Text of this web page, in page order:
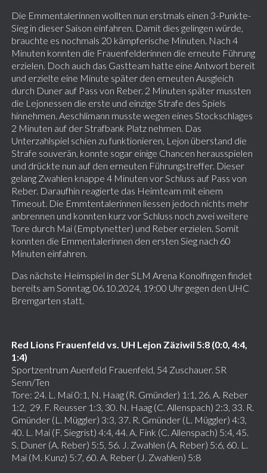
Die Emmentalerinnen wollten nun erstmals einen 3-Punkte-
Sieg in dieser Saison einfahren. Damit dies gelingen würde,
brauchte es nochmals 20 kämpferische Minuten. Nach 4
Minuten konnten die Frauenfelderinnen die erneute Führung
erzielen. Doch auch das Gastteam hatte eine Antwort bereit
und erzielte eine Minute später den erneuten Ausgleich
durch Duner auf Pass von Reber. 2 Minuten später mussten
die Lejonessen die erste und einzige Strafe des Spiels
hinnehmen. Aeschlimann musste wegen eines Stockschlages
2 Minuten auf der Strafbank Platz nehmen. Das
Unterzahlspiel schien zu funktionieren, Lejon überstand die
Strafe souverän, konnte sogar einige Chancen herausspielen
und drückte nun auf den erneuten Führungstreffer. Dieser
gelang Zwahlen knappe 4 Minuten vor Schluss auf Pass von
Reber. Daraufhin reagierte das Heimteam mit einem
Timeout. Die Emmtentalerinnen liessen jedoch nichts mehr
anbrennen und konnten kurz vor Schluss noch zwei weitere
Tore durch Mai (Emptynetter) und Reber erzielen. Somit
konnten die Emmentalerinnen den ersten Sieg nach 60
Minuten einfahren.
Das nächste Heimspiel in der SLM Arena Konolfingen findet
bereits am Sonntag, 06.10.2024, 19:00 Uhr gegen den UHC
Bremgarten statt.
Red Lions Frauenfeld vs. UH Lejon Zäziwil 5:8 (0:0, 4:4,
1:4)
Sportzentrum Auenfeld Frauenfeld, 54 Zuschauer. SR
Senn/Ten
Tore: 24. L. Mai 0:1, N. Haag (R. Gmünder) 1:1, 26. A. Reber
1:2, 29. F. Reusser 1:3, 30. N. Haag (C. Allenspach) 2:3, 33. R.
Gmünder (L. Müggler) 3:3, 37. R. Gmünder (L. Müggler) 4:3,
40. L. Mai (F. Siegrist) 4:4, 44. A. Fink (C. Allenspach) 5:4, 45.
S. Duner (A. Reber) 5:5, 56. J. Zwahlen (A. Reber) 5:6, 60. L.
Mai (M. Kunz) 5:7, 60. A. Reber (J. Zwahlen) 5:8